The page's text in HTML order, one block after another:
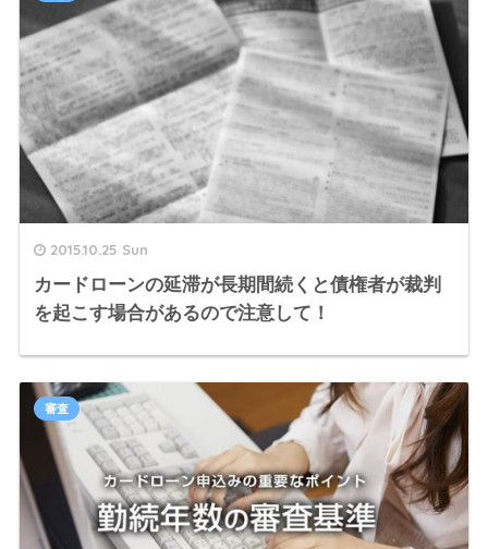
2015.10.25 Sun
カードローンの延滞が長期間続くと債権者が裁判
を起こす場合があるので注意して！
審査